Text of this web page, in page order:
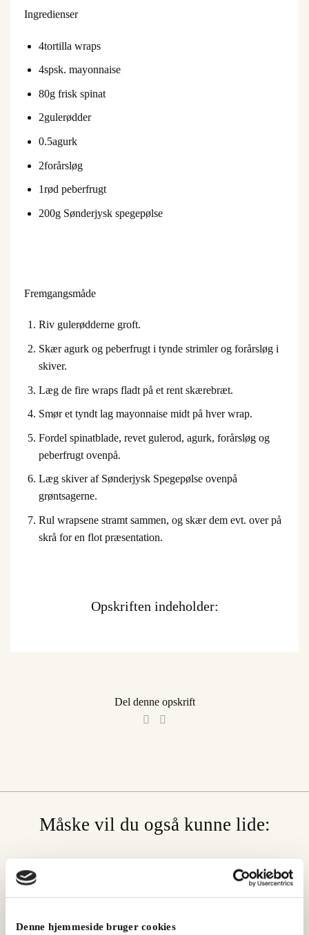
Denne hjemmeside bruger cookies
Ingredienser
4tortilla wraps
4spsk. mayonnaise
80g frisk spinat
2gulerødder
0.5agurk
2forårsløg
1rød peberfrugt
200g Sønderjysk spegepølse
Fremgangsmåde
Riv gulerødderne groft.
Skær agurk og peberfrugt i tynde strimler og forårsløg i
skiver.
Læg de fire wraps fladt på et rent skærebræt.
Smør et tyndt lag mayonnaise midt på hver wrap.
Fordel spinatblade, revet gulerod, agurk, forårsløg og
peberfrugt ovenpå.
Læg skiver af Sønderjysk Spegepølse ovenpå
grøntsagerne.
Rul wrapsene stramt sammen, og skær dem evt. over på
skrå for en flot præsentation.
Opskriften indeholder:
Del denne opskrift
Måske vil du også kunne lide: